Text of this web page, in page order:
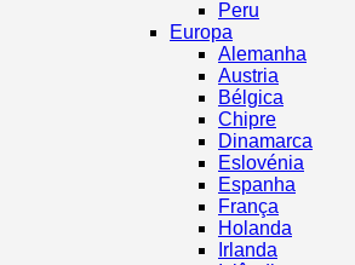
Peru
Europa
Alemanha
Austria
Bélgica
Chipre
Dinamarca
Eslovénia
Espanha
França
Holanda
Irlanda